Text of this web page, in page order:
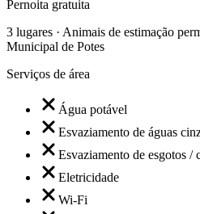
Pernoita gratuita
3 lugares · Animais de estimação
Municipal de Potes
Serviços de área
Água potável
Esvaziamento de águas
Esvaziamento de esgotos /
Eletricidade
Wi-Fi